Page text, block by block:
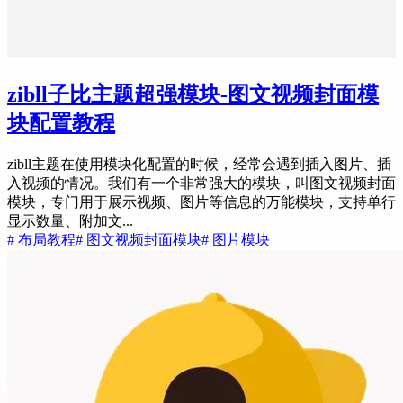
zibll子比主题超强模块-图文视频封面模
块配置教程
zibll主题在使用模块化配置的时候，经常会遇到插入图片、插
入视频的情况。我们有一个非常强大的模块，叫图文视频封面
模块，专门用于展示视频、图片等信息的万能模块，支持单行
显示数量、附加文...
# 布局教程# 图文视频封面模块# 图片模块